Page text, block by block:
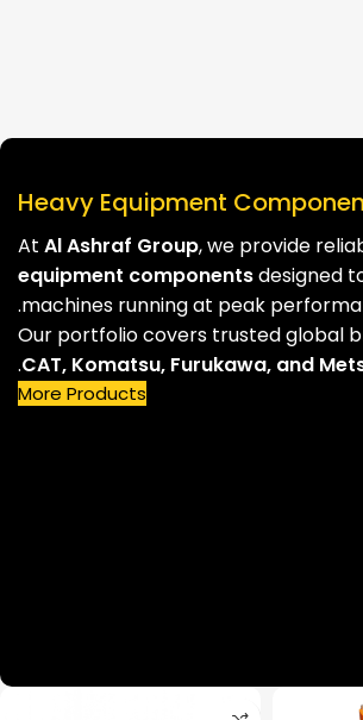
Heavy Equipment
At Al Ashraf Group, we provide
equipment componentsdesigned
machines running at peak
Our portfolio covers trusted global
CAT, Komatsu, Furukawa, and
.
More Products